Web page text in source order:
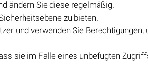
ändern Sie diese regelmäßig.
zu bieten.
und verwenden Sie Berechtigungen,
sie im Falle eines unbefugten